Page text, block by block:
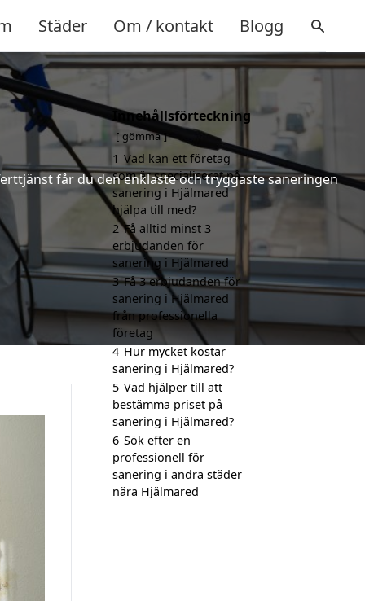
Städer Om / kontakt Blogg
får du den enklaste och tryggaste saneringen
Innehållsförteckning
gömma
1 Vad kan ett företag
som är specialiserat på
sanering i Hjälmared
hjälpa till med?
2 Få alltid minst 3
erbjudanden för
sanering i Hjälmared
3 Få 3 erbjudanden för
sanering i Hjälmared
från professionella
företag
4 Hur mycket kostar
sanering i Hjälmared?
5 Vad hjälper till att
bestämma priset på
sanering i Hjälmared?
6 Sök efter en
professionell för
sanering i andra städer
nära Hjälmared